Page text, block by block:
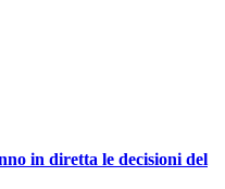
in diretta le decisioni del